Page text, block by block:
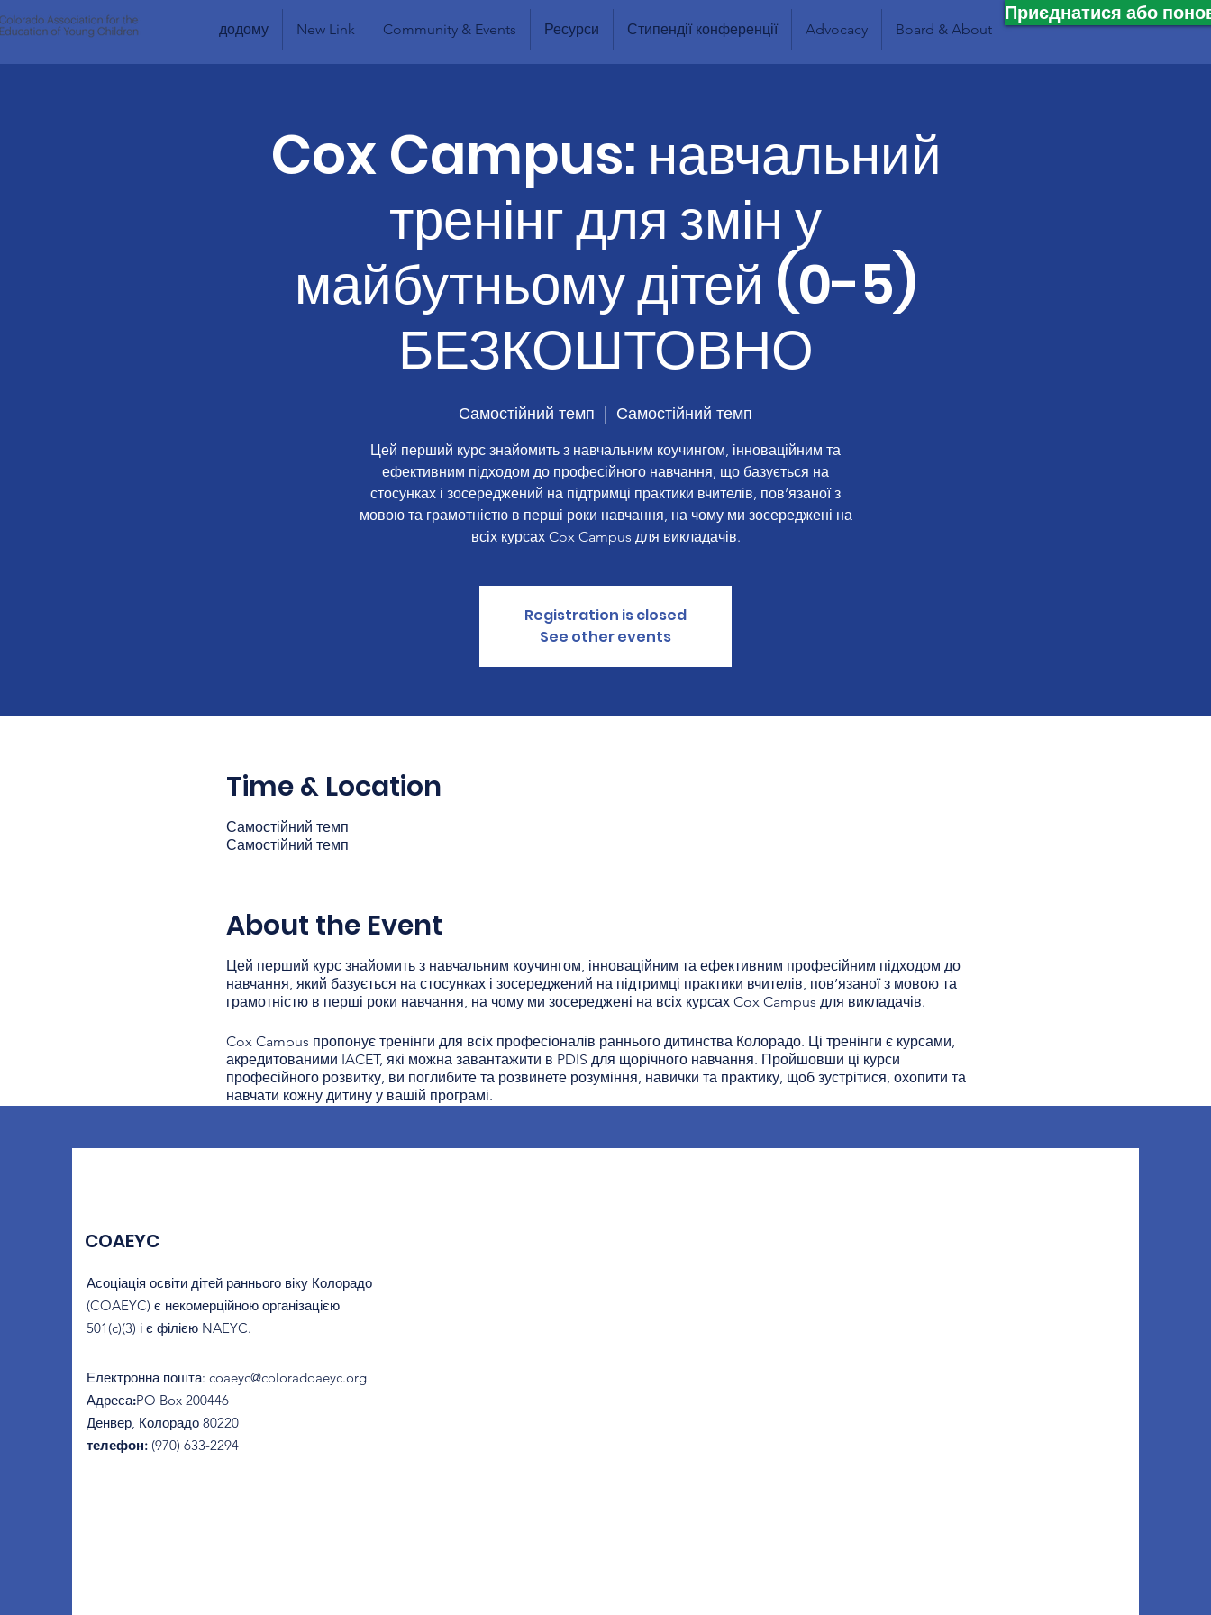
Приєднатися або
додому New Link Community & Events Ресурси Стипендії конференції Advocacy Board & About
Cox Campus: навчальний
тренінг для змін у
майбутньому дітей (0-5)
БЕЗКОШТОВНО
Самостійний темп Самостійний темп
Цей перший курс знайомить з навчальним коучингом, інноваційним та
ефективним підходом до професійного навчання, що базується на
стосунках і зосереджений на підтримці практики вчителів, пов’язаної з
мовою та грамотністю в перші роки навчання, на чому ми зосереджені на
всіх курсах Cox Campus для викладачів.
Registration is closed
See other events
Time & Location
Самостійний темп
Самостійний темп
About the Event
Цей перший курс знайомить з навчальним коучингом, інноваційним та ефективним професійним підходом до
навчання, який базується на стосунках і зосереджений на підтримці практики вчителів, пов’язаної з мовою та
грамотністю в перші роки навчання, на чому ми зосереджені на всіх курсах Cox Campus для викладачів.
Cox Campus пропонує тренінги для всіх професіоналів раннього дитинства Колорадо. Ці тренінги є курсами,
акредитованими IACET, які можна завантажити в PDIS для щорічного навчання. Пройшовши ці курси
професійного розвитку, ви поглибите та розвинете розуміння, навички та практику, щоб зустрітися, охопити та
навчати кожну дитину у вашій програмі.
COAEYC
Асоціація освіти дітей раннього віку Колорадо
(COAEYC) є некомерційною організацією
501(c)(3) і є філією NAEYC.
Електронна пошта: coaeyc@coloradoaeyc.org
Адреса:​PO Box 200446
Денвер, Колорадо 80220
телефон: (970) 633-2294